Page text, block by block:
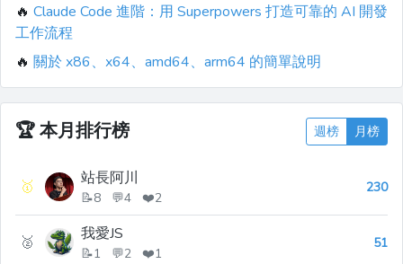
🔥 Claude Code 進階：用 Superpowers 打造可靠的 AI 開發
工作流程
🔥 關於 x86、x64、amd64、arm64 的簡單說明
🏆本月排行榜 週榜 月榜
🥇 站長阿川
📝8 💬4 ❤️2
230
🥈 我愛JS
📝1 💬2 ❤️1
51